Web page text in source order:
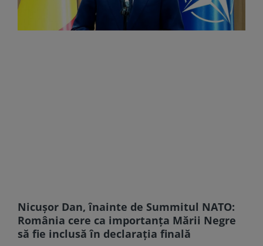
Nicușor Dan, înainte de Summitul NATO:
România cere ca importanța Mării Negre
să fie inclusă în declarația finală